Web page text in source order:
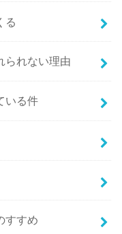
る
られない理由
いる件
すすめ